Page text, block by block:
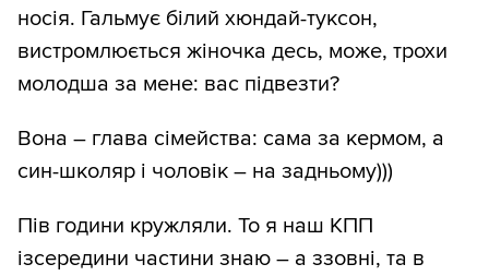
носія. Гальмує білий хюндай-туксон,
вистромлюється жіночка десь, може, трохи
молодша за мене: вас підвезти?
Вона – глава сімейства: сама за кермом, а
син-школяр і чоловік – на задньому)))
Пів години кружляли. То я наш КПП
ізсередини частини знаю – а ззовні, та в